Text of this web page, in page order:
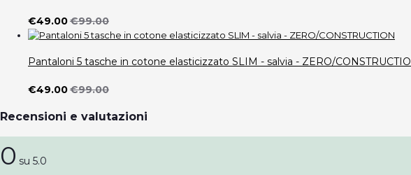
€49.00€99.00
Pantaloni 5 tasche in cotone elasticizzato SLIM - salvia - ZERO/
€49.00€99.00
Recensioni e valutazioni
0 su 5.0